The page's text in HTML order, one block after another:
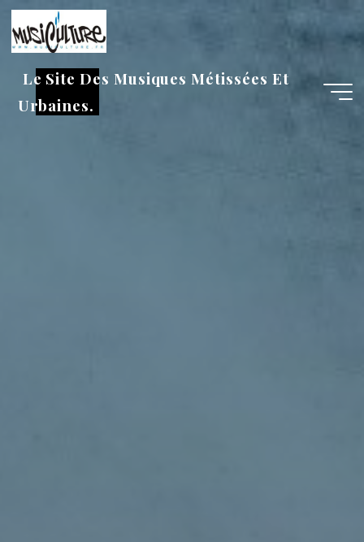
Aller
au
contenu
Le Site Des Musiques Métissées Et
Urbaines.